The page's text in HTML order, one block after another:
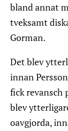
bland annat
tveksamt
Gorman.
Det blev
innan
fick revansch
blev
oavgjorda,